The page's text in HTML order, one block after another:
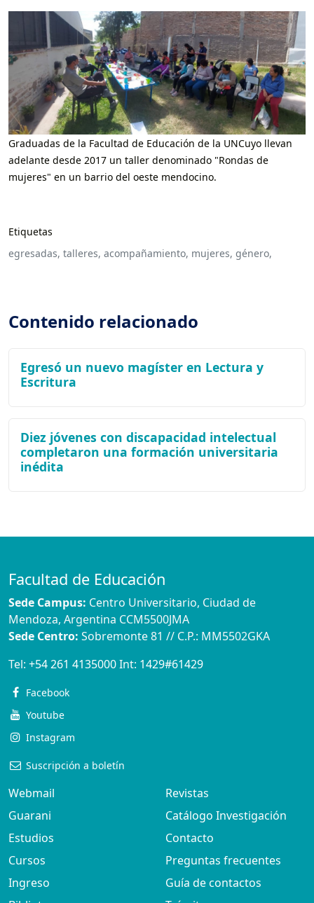
Graduadas de la Facultad de Educación de la UNCuyo llevan
adelante desde 2017 un taller denominado "Rondas de
mujeres" en un barrio del oeste mendocino.
Etiquetas
egresadas, talleres, acompañamiento, mujeres, género,
Contenido relacionado
Egresó un nuevo magíster en Lectura y
Escritura
Diez jóvenes con discapacidad intelectual
completaron una formación universitaria
inédita
Facultad de Educación
Sede Campus: Centro Universitario, Ciudad de
Mendoza, Argentina CCM5500JMA
Sede Centro: Sobremonte 81 // C.P.: MM5502GKA
Tel: +54 261 4135000Int: 1429#61429
Facebook
Youtube
Instagram
Suscripción a boletín
Webmail
Guarani
Estudios
Cursos
Ingreso
Revistas
Catálogo Investigación
Contacto
Preguntas frecuentes
Guía de contactos